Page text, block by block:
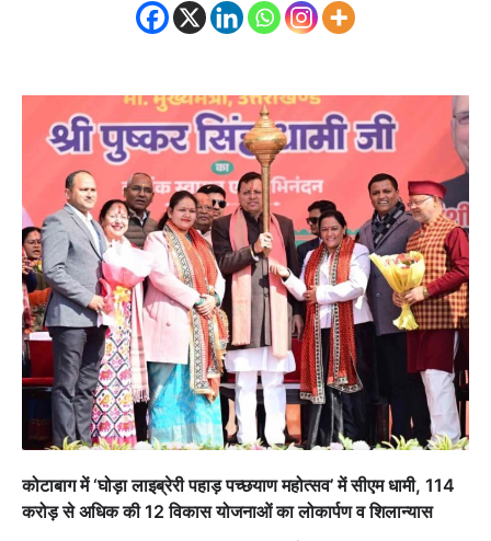
कोटाबाग में ‘घोड़ा लाइब्रेरी पहाड़ पच्छयाण महोत्सव’ में सीएम धामी, 114
करोड़ से अधिक की 12 विकास योजनाओं का लोकार्पण व शिलान्यास